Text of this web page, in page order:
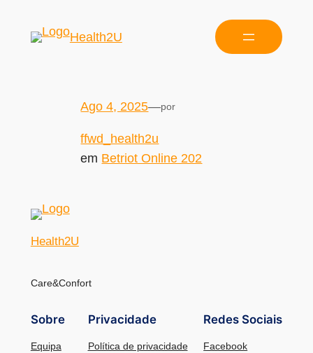
Health2U
Ago 4, 2025—por
ffwd_health2u
em Betriot Online 202
Health2U
Care&Confort
Sobre
Equipa
Privacidade
Política de privacidade
Redes Sociais
Facebook